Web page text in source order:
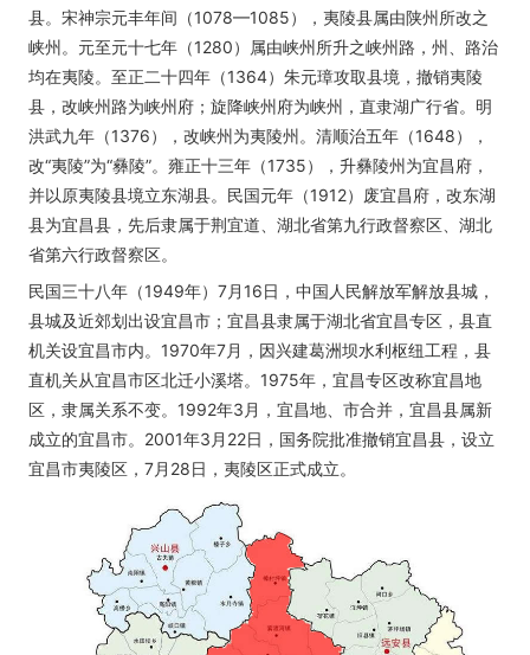
县。宋神宗元丰年间（1078—1085），夷陵县属由陕州所改之
峡州。元至元十七年（1280）属由峡州所升之峡州路，州、路治
均在夷陵。至正二十四年（1364）朱元璋攻取县境，撤销夷陵
县，改峡州路为峡州府；旋降峡州府为峡州，直隶湖广行省。明
洪武九年（1376），改峡州为夷陵州。清顺治五年（1648），
改“夷陵”为“彝陵”。雍正十三年（1735），升彝陵州为宜昌府，
并以原夷陵县境立东湖县。民国元年（1912）废宜昌府，改东湖
县为宜昌县，先后隶属于荆宜道、湖北省第九行政督察区、湖北
省第六行政督察区。
民国三十八年（1949年）7月16日，中国人民解放军解放县城，
县城及近郊划出设宜昌市；宜昌县隶属于湖北省宜昌专区，县直
机关设宜昌市内。1970年7月，因兴建葛洲坝水利枢纽工程，县
直机关从宜昌市区北迁小溪塔。1975年，宜昌专区改称宜昌地
区，隶属关系不变。1992年3月，宜昌地、市合并，宜昌县属新
成立的宜昌市。2001年3月22日，国务院批准撤销宜昌县，设立
宜昌市夷陵区，7月28日，夷陵区正式成立。